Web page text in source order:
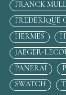
FRANCK
FREDERIQUE
HERMES
JAEGER-
PANERAI
SWATCH